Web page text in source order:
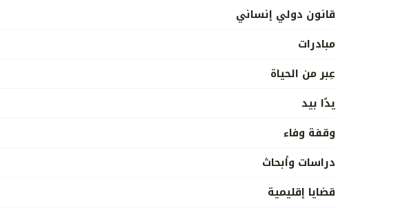
قانون دولي إنساني
مبادرات
عِبر من الحياة
يدًا بيد
وقفة وفاء
دراسات وأبحاث
قضايا إقليمية